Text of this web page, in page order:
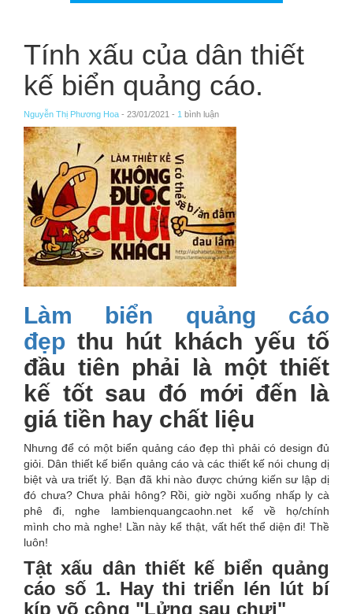
Tính xấu của dân thiết
kế biển quảng cáo.
Nguyễn Thị Phương Hoa - 23/01/2021 - 1 bình luận
Làm biển quảng cáo
đẹp thu hút khách yếu tố
đầu tiên phải là một thiết
kế tốt sau đó mới đến là
giá tiền hay chất liệu
Nhưng để có một biển quảng cáo đẹp thì phải có design đủ
giỏi. Dân thiết kế biển quảng cáo và các thiết kế nói chung dị
biệt và ưa triết lý. Bạn đã khi nào được chứng kiến sư lập dị
đó chưa? Chưa phải hông? Rồi, giờ ngồi xuống nhấp ly cà
phê đi, nghe lambienquangcaohn.net kể về họ/chính
mình cho mà nghe! Lần này kể thật, vất hết thể diện đi! Thề
luôn!
Tật xấu dân thiết kế biển quảng
cáo số 1. Hay thi triển lén lút bí
kíp võ công "Lửng sau chưi"